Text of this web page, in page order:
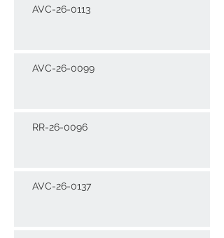
AVC-26-0113
AVC-26-0099
RR-26-0096
AVC-26-0137